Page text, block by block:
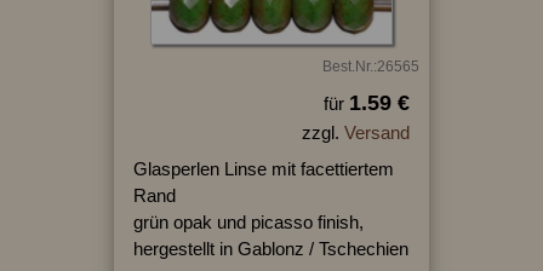
Best.Nr.:26565
für 1.59 €
zzgl. Versand
Glasperlen Linse mit facettiertem
Rand
grün opak und picasso finish,
hergestellt in Gablonz / Tschechien